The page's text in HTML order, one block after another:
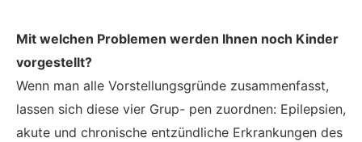
Mit welchen Problemen werden Ihnen noch Kinder
vorgestellt?
Wenn man alle Vorstellungsgründe zusammenfasst,
lassen sich diese vier Grup- pen zuordnen: Epilepsien,
akute und chronische entzündliche Erkrankungen des